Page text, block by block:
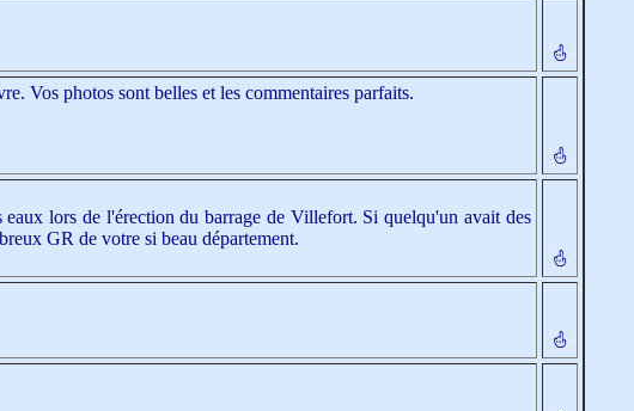
Vos photos sont belles et les commentaires parfaits.
lors de l'érection du barrage de Villefort. Si quelqu'un avait des
GR de votre si beau département.